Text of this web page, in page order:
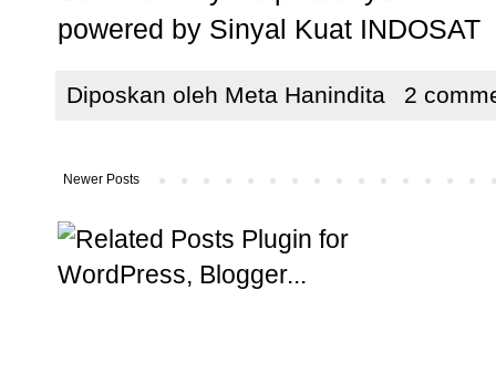
powered by Sinyal Kuat INDOSAT
Diposkan oleh Meta Hanindita 2
Newer Posts